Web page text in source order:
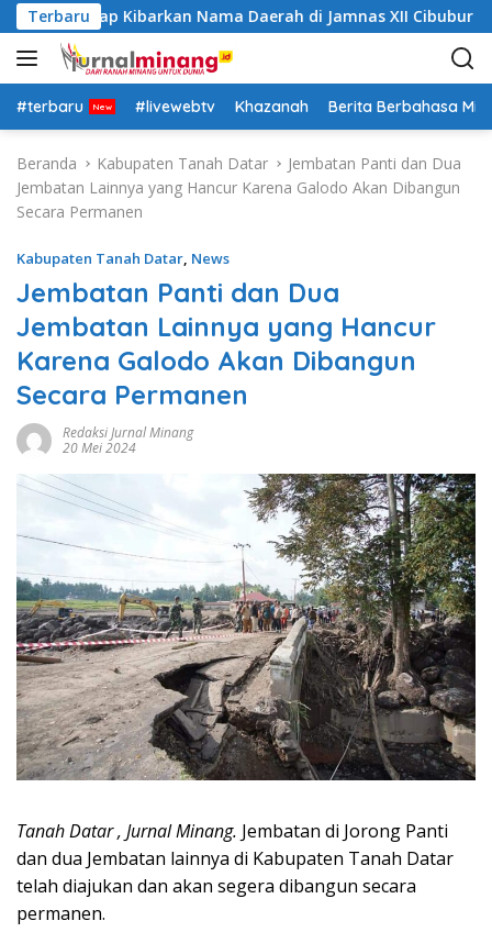
a
g
u
Terbaru
Datar Siap Kibarkan Nama Daerah di Jamnas XII Cibubur
#terbaru #livewebtv Khazanah Berita Berbahasa
Beranda Kabupaten Tanah Datar
Jembatan Panti dan Dua
Jembatan Lainnya yang Hancur Karena Galodo Akan Dibangun
Secara Permanen
Kabupaten Tanah Datar, News
Jembatan Panti dan Dua
Jembatan Lainnya yang Hancur
Karena Galodo Akan Dibangun
Secara Permanen
Redaksi Jurnal Minang
20 Mei 2024
Tanah Datar , Jurnal Minang. Jembatan di Jorong Panti
dan dua Jembatan lainnya di Kabupaten Tanah Datar
telah diajukan dan akan segera dibangun secara
permanen.